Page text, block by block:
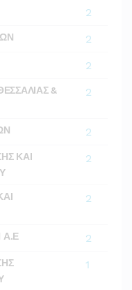
2
2
2
&
2
2
ΚΑΙ
2
2
Α.Ε 2
1